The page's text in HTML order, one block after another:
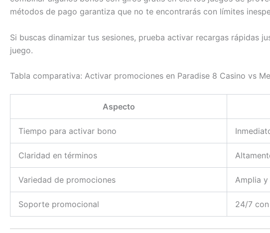
métodos de pago garantiza que no te encontrarás con límites
Si buscas dinamizar tus sesiones, prueba activar recargas rápidas
juego.
Tabla comparativa: Activar promociones en Paradise 8 Casino vs
Aspecto
Tiempo para activar bono
Claridad en términos
Variedad de promociones Amplia
Soporte promocional 24/7